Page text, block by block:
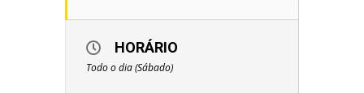
HORÁRIO
Todo o dia (Sábado)